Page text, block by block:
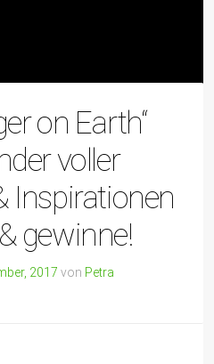
on Earth“
voller
Inspirationen
gewinne!
2017 von Petra